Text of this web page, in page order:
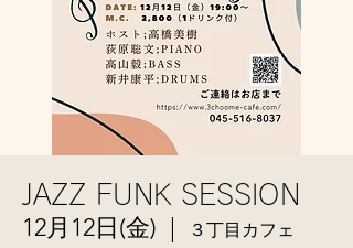
JAZZ FUNK SESSION
12月12日(金) ３丁目カフェ